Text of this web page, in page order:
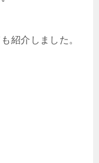
紹介しました。